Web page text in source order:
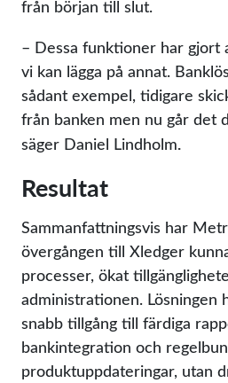
från början till slut.
– Dessa funktioner har gjort
vi kan lägga på annat.
sådant exempel, tidigare
från banken men nu går det
säger Daniel Lindholm.
Resultat
Sammanfattningsvis har
övergången till Xledger
processer, ökat
administrationen. Lösningen
snabb tillgång till färdiga
bankintegration och
produktuppdateringar, utan